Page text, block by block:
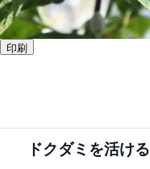
印刷
ドクダミを活ける